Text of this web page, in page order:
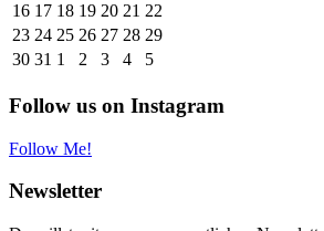
16 17 18 19 20 21 22
23 24 25 26 27 28 29
30 31 1 2 3 4 5
Follow us on Instagram
Follow Me!
Newsletter